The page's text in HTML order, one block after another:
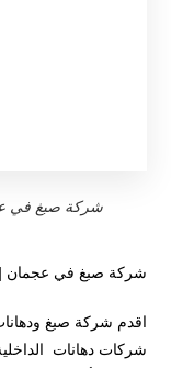
شركة صبغ في
شركة صبغ في عجمان |0502281417|دهانات
اقدم شركة صبغ
شركات دهانات